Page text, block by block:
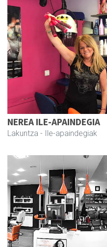
NEREA ILE-APAINDEGIA
Lakuntza - Ile-apaindegiak